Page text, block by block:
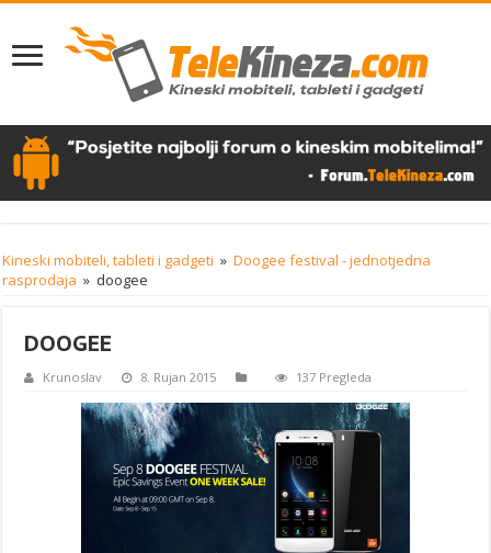
Kineski mobiteli, tableti i gadgeti » Doogee festival - jednotjedna
rasprodaja » doogee
DOOGEE
Krunoslav 8. Rujan 2015 137 Pregleda